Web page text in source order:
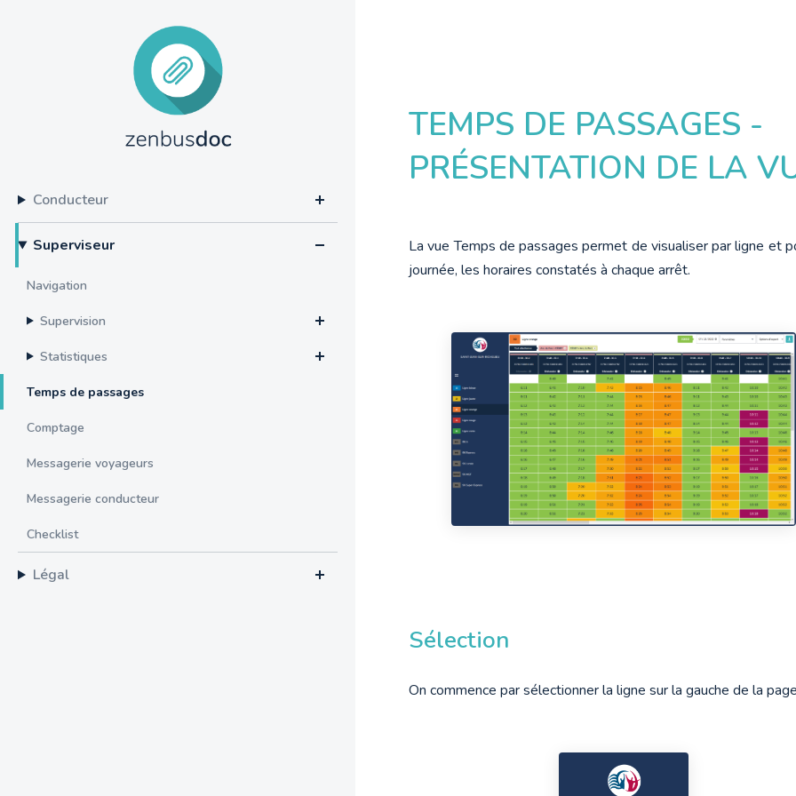
Conducteur
Superviseur
Navigation
Supervision
Statistiques
Temps de passages
Comptage
Messagerie voyageurs
Messagerie conducteur
Checklist
Légal
TEMPS DE PASSAGES -
PRÉSENTATION DE LA
La vue Temps de passages permet de visualiser par ligne et
journée, les horaires constatés à chaque arrêt.
Sélection
On commence par sélectionner la ligne sur la gauche de la